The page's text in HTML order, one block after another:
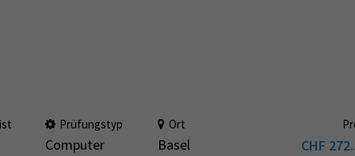
Prüfungstyp
Computer
Ort
Basel CHF